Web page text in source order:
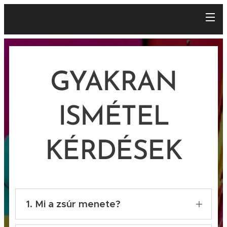
GYAKRAN
ISMÉTEL
KÉRDÉSEK
1. Mi a zsúr menete?
Az ünnepeltet és a szüleit a zsúr